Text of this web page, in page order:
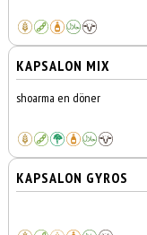
KAPSALON MIX
shoarma en döner
KAPSALON GYROS